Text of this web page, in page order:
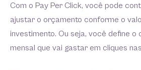
Com o Pay Per Click, você pode
ajustar o orçamento conforme o
investimento. Ou seja, você define o
mensal que vai gastar em cliques